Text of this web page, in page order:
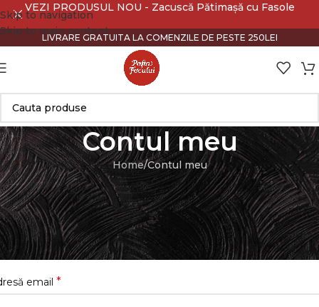
Skip to navigation
Skip to main content
VEZI PRODUSUL NOU - Zacuscă Pătimașă cu Fasole
LIVRARE GRATUITA LA COMENZILE DE PESTE 250LEI
Contul meu
Home Contul meu
utilizator*
email *